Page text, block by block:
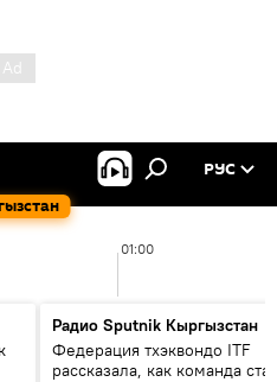
РУС
01:00
Радио Sputnik Кыргызстан
Федерация тхэквондо ITF
рассказала, как команда